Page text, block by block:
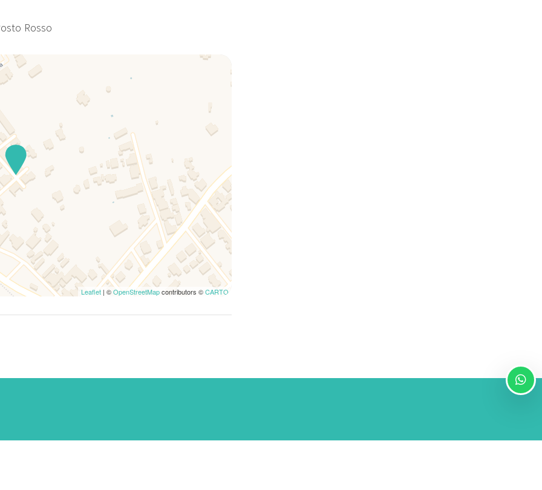
Rosso
Leaflet | ©OpenStreetMapcontributors ©CARTO